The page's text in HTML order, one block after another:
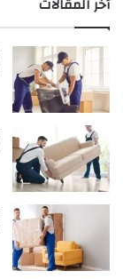
أخر المقالات